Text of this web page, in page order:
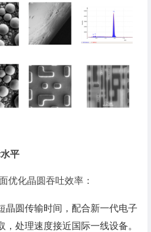
平
优化晶圆吞吐效率：
晶圆传输时间，配合新一代电子
，处理速度接近国际一线设备。